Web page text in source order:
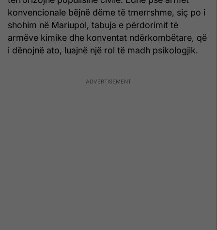
konvencionale bëjnë dëme të tmerrshme, siç po i
shohim në Mariupol, tabuja e përdorimit të
armëve kimike dhe konventat ndërkombëtare, që
i dënojnë ato, luajnë një rol të madh psikologjik.